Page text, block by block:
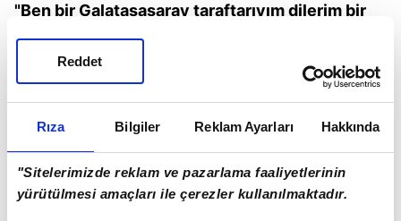
Rıza Bilgiler Reklam Ayarları Hakkında
"Sitelerimizde reklam ve pazarlama faaliyetlerinin
yürütülmesi amaçları ile çerezler kullanılmaktadır.
Reddet
"Ben bir Galatasasaray taraftarıyım dilerim bir